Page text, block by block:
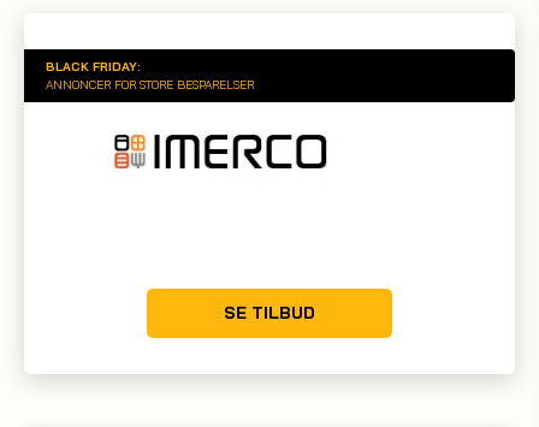
BLACK FRIDAY:
ANNONCER FOR STORE BESPARELSER
SE TILBUD